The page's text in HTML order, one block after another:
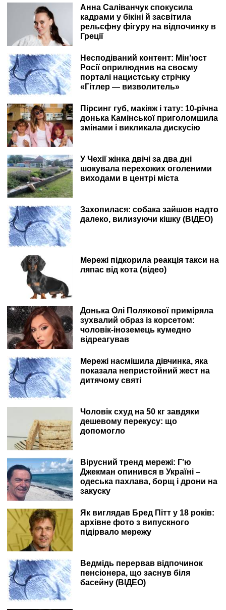
Анна Саліванчук спокусила
кадрами у бікіні й засвітила
рельєфну фігуру на відпочинку в
Греції
Несподіваний контент: Мін’юст
Росії оприлюднив на своєму
порталі нацистську стрічку
«Гітлер — визволитель»
Пірсинг губ, макіяж і тату: 10-річна
донька Камінської приголомшила
змінами і викликала дискусію
У Чехії жінка двічі за два дні
шокувала перехожих оголеними
виходами в центрі міста
Захопилася: собака зайшов надто
далеко, вилизуючи кішку (ВІДЕО)
Мережі підкорила реакція такси на
ляпас від кота (відео)
Донька Олі Полякової приміряла
зухвалий образ із корсетом:
чоловік-іноземець кумедно
відреагував
Мережі насмішила дівчинка, яка
показала непристойний жест на
дитячому святі
Чоловік схуд на 50 кг завдяки
дешевому перекусу: що
допомогло
Вірусний тренд мережі: Г'ю
Джекман опинився в Україні –
одеська пахлава, борщ і дрони на
закуску
Як виглядав Бред Пітт у 18 років:
архівне фото з випускного
підірвало мережу
Ведмідь перервав відпочинок
пенсіонера, що заснув біля
басейну (ВІДЕО)